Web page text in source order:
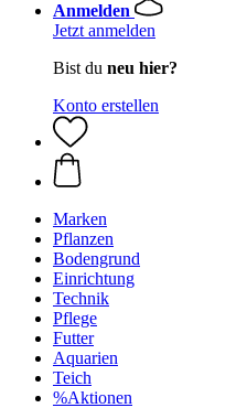
Anmelden
Jetzt anmelden
Bist du neu hier?
Konto erstellen
Marken
Pflanzen
Bodengrund
Einrichtung
Technik
Pflege
Futter
Aquarien
Teich
%Aktionen